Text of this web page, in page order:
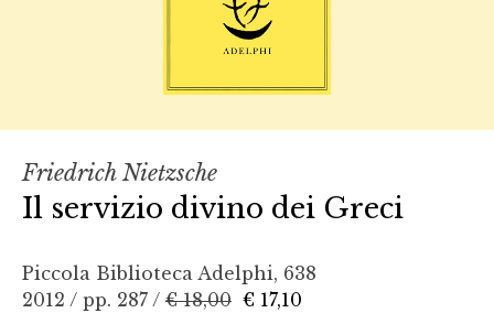
Friedrich Nietzsche
Il servizio divino dei Greci
Piccola Biblioteca Adelphi, 638
2012 / pp. 287 / € 18,00 € 17,10